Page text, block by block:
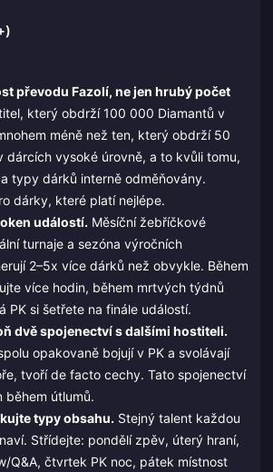
převodu Fazolí, ne jen hrubý počet
který obdrží 100 000 Diamantů v
méně než ten, který obdrží 50
dárcích vysoké úrovně, a to kvůli tomu,
typy dárků interně odměňovány.
dárky, které platí nejlépe.
událostí. Měsíční žebříčkové
turnaje a sezóna výročních
2–5x více dárků než obvykle. Během
více hodin, během mrtvých týdnů
PK si šetřete na finále událostí.
dvě spojenectví s dalšími hostiteli.
opakovaně bojují v PK a svolávají
tvoří de facto cechy. Tato spojenectví
během útlumů.
typy obsahu. Stejný talent každou
Střídejte: pondělí zpěv, úterý hraní,
Q&A, čtvrtek PK noc, pátek místnost